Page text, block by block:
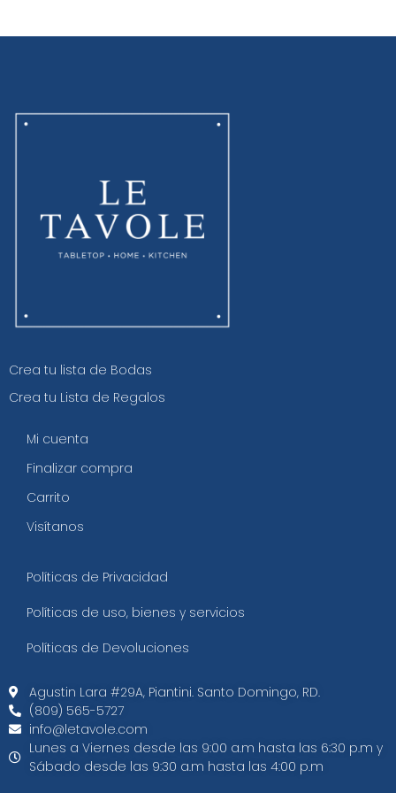
Crea tu lista de Bodas
Crea tu Lista de Regalos
Mi cuenta
Finalizar compra
Carrito
Visítanos
Políticas de Privacidad
Políticas de uso, bienes y servicios
Políticas de Devoluciones
Agustin Lara #29A, Piantini. Santo Domingo, RD.​
(809) 565-5727
info@letavole.com
Lunes a Viernes desde las 9:00 a.m hasta las 6:30 p.m y
Sábado desde las 9:30 a.m hasta las 4:00 p.m